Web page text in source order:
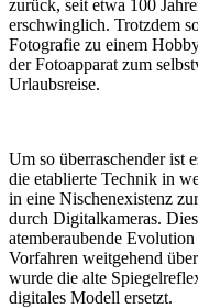
zurück, seit etwa 100
erschwinglich. Trotzdem
Fotografie zu einem
der Fotoapparat zum
Urlaubsreise.
Um so überraschender ist
die etablierte Technik in
in eine Nischenexistenz
durch Digitalkameras.
atemberaubende
Vorfahren weitgehend
wurde die alte
digitales Modell ersetzt.